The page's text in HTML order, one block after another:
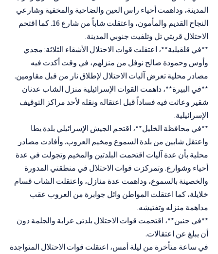
المدينة، وداهمت أحياء راس العين والضاحية والمخفية وشارعي
النجاح القديم والمأمون، واعتقلت شاباً من شارع 16. كما اقتحم
الاحتلال قريتي تل وتلفيت جنوبي المدينة.
**في قلقيلية**، اعتقلت قوات الاحتلال الأشقاء الثلاثة: مجدي
وأوس وحمودة صالح نوفل من منزلهم، في وقت أكدت فيه
مصادر محلية تعرض آليات الاحتلال لإطلاق نار من قبل مقاومين.
**في البيرة**، داهمت القوات الإسرائيلية منزل الشاب عدنان
شقير وعاثت فيه فساداً قبل اعتقاله ونقله لأحد مراكز التوقيف
الإسرائيلية.
**في محافظة الخليل**، اقتحم الجيش الإسرائيلي بلدة يطا
واعتقل شابين من بلدة السموع ومخيم العروب. وأفادت مصادر
محلية بأن عدة آليات اقتحمت البلدتين والمخيم وتجولت في عدة
أحياء وشوارع. وتمركزت قوات الاحتلال في منطقتي المدورة
والخصينة بالسموع، وداهمت عدة منازل، واعتقلت الشاب قسام
خلايلة، كما اعتقلت المواطن وائل جوابرة من العروب عقب
مداهمة منزله وتفتيشه.
**في جنين**، اقتحمت قوات الاحتلال بلدتي عرابة والجلمة دون
أن يبلغ عن اعتقالات.
في ساعة متأخرة من ليلة أمس، اعتقلت قوات الاحتلال المتواجدة